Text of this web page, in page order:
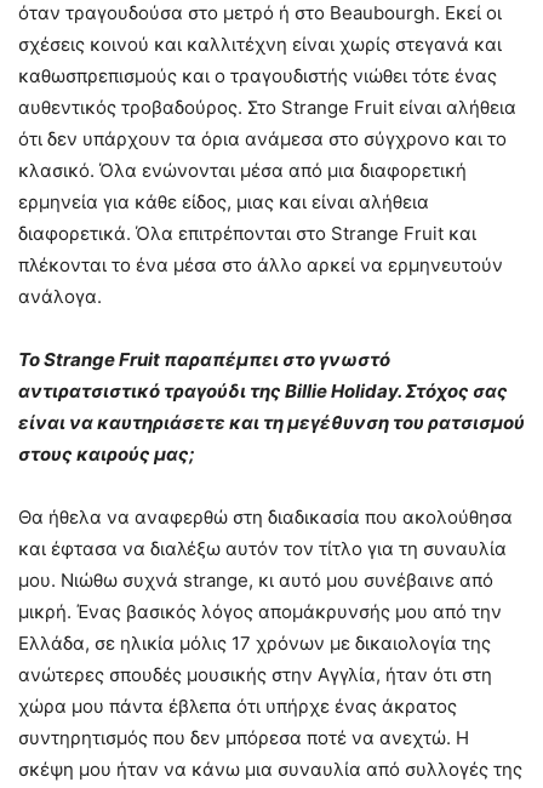
όταν τραγουδούσα στο μετρό ή στο Beaubourgh. Εκεί οι
σχέσεις κοινού και καλλιτέχνη είναι χωρίς στεγανά και
καθωσπρεπισμούς και ο τραγουδιστής νιώθει τότε ένας
αυθεντικός τροβαδούρος. Στο Strange Fruit είναι αλήθεια
ότι δεν υπάρχουν τα όρια ανάμεσα στο σύγχρονο και το
κλασικό. Όλα ενώνονται μέσα από μια διαφορετική
ερμηνεία για κάθε είδος, μιας και είναι αλήθεια
διαφορετικά. Όλα επιτρέπονται στο Strange Fruit και
πλέκονται το ένα μέσα στο άλλο αρκεί να ερμηνευτούν
ανάλογα.
Το Strange Fruit παραπέμπει στο γνωστό
αντιρατσιστικό τραγούδι της Billie Holiday. Στόχος σας
είναι να καυτηριάσετε και τη μεγέθυνση του ρατσισμού
στους καιρούς μας;
Θα ήθελα να αναφερθώ στη διαδικασία που ακολούθησα
και έφτασα να διαλέξω αυτόν τον τίτλο για τη συναυλία
μου. Νιώθω συχνά strange, κι αυτό μου συνέβαινε από
μικρή. Ένας βασικός λόγος απομάκρυνσής μου από την
Ελλάδα, σε ηλικία μόλις 17 χρόνων με δικαιολογία της
ανώτερες σπουδές μουσικής στην Αγγλία, ήταν ότι στη
χώρα μου πάντα έβλεπα ότι υπήρχε ένας άκρατος
συντηρητισμός που δεν μπόρεσα ποτέ να ανεχτώ. Η
σκέψη μου ήταν να κάνω μια συναυλία από συλλογές της